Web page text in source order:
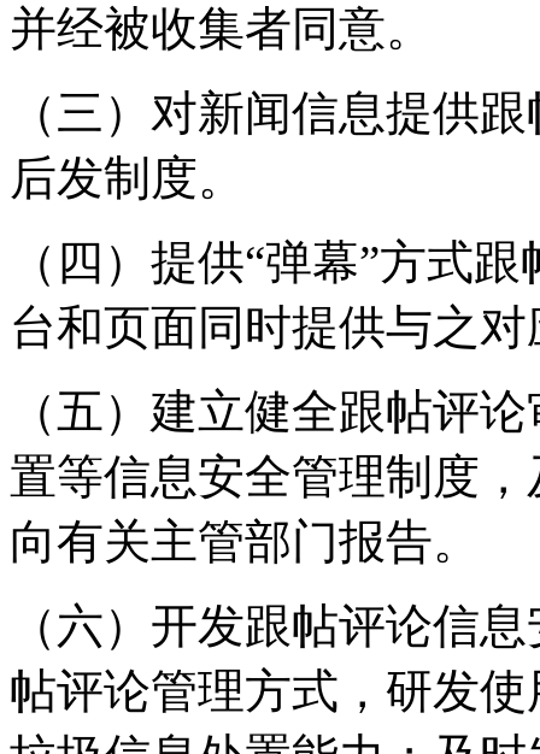
并经被收集者同意。
（三）对新闻信息提供
后发制度。
（四）提供“弹幕”方式
台和页面同时提供与之
（五）建立健全跟帖评
置等信息安全管理制度
向有关主管部门报告。
（六）开发跟帖评论信
帖评论管理方式，研发